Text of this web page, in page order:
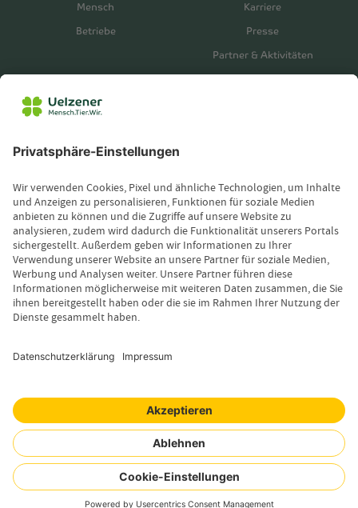
Mensch
Betriebe
Karriere
Presse
Partner & Aktivitäten
Service
Zahlungsverkehr
Schaden melden
Telemedizin
Wissenswertes
Magazin
Newsletter-Anmeldung
Copyright © 2026 Uelzener Versicherungen
Sitemap
Datenschutz Compliance
Impressum
Barrierefreiheitserklärung
Cookie-Einstellungen
Mensch. Tier. Wir.